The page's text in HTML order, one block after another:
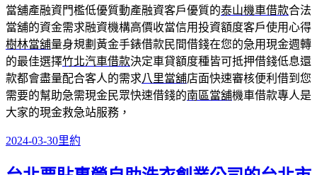
當舖產融資門檻低優質動產融資客戶優質的泰山機車借款合法
當舖的資金需求融資機構高價收當信用投資額度客戶使用心得
樹林當舖量身規劃黃金手錶借款民間借錢在您的急用現金週轉
的最佳選擇竹北汽車借款決定車貸額度種皆可抵押借錢低息還
款都會盡量配合客人的需求八里當舖店面快速審核便利借到您
需要的幫助急需現金民眾快速借錢的南區當舖機車借款專人是
大家的現金救急站服務，
發
2024-03-30分
里約